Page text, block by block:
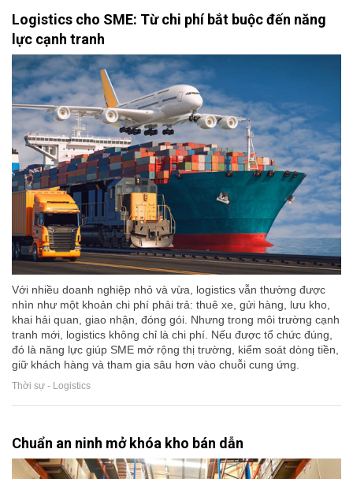
Logistics cho SME: Từ chi phí bắt buộc đến năng
lực cạnh tranh
Với nhiều doanh nghiệp nhỏ và vừa, logistics vẫn thường được
nhìn như một khoản chi phí phải trả: thuê xe, gửi hàng, lưu kho,
khai hải quan, giao nhận, đóng gói. Nhưng trong môi trường cạnh
tranh mới, logistics không chỉ là chi phí. Nếu được tổ chức đúng,
đó là năng lực giúp SME mở rộng thị trường, kiểm soát dòng tiền,
giữ khách hàng và tham gia sâu hơn vào chuỗi cung ứng.
Thời sự - Logistics
Chuẩn an ninh mở khóa kho bán dẫn